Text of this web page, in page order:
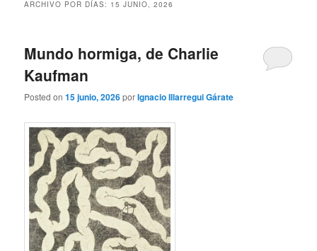
ARCHIVO POR DÍAS: 15 JUNIO, 2026
Mundo hormiga, de Charlie
Kaufman
Posted on15 junio, 2026porIgnacio Illarregui Gárate